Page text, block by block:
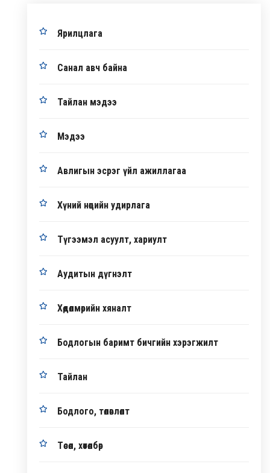
Ярилцлага
Санал авч байна
Тайлан мэдээ
Мэдээ
Авлигын эсрэг үйл ажиллагаа
Хүний нөөцийн удирлага
Түгээмэл асуулт, хариулт
Аудитын дүгнэлт
Хөдөлмөрийн хяналт
Бодлогын баримт бичгийн хэрэгжилт
Тайлан
Бодлого, төлөвлөлт
Төсөл, хөтөлбөр